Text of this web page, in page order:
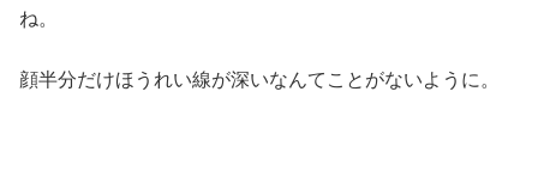
ね。
顔半分だけほうれい線が深いなんてことがないように。